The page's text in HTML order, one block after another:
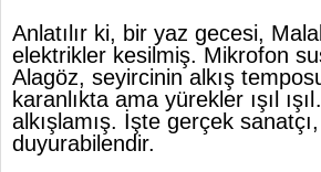
Anlatılır ki, bir yaz gecesi,
elektrikler kesilmiş. Mikrofon
Alagöz, seyircinin alkış
karanlıkta ama yürekler ışıl
alkışlamış. İşte gerçek
duyurabilendir.